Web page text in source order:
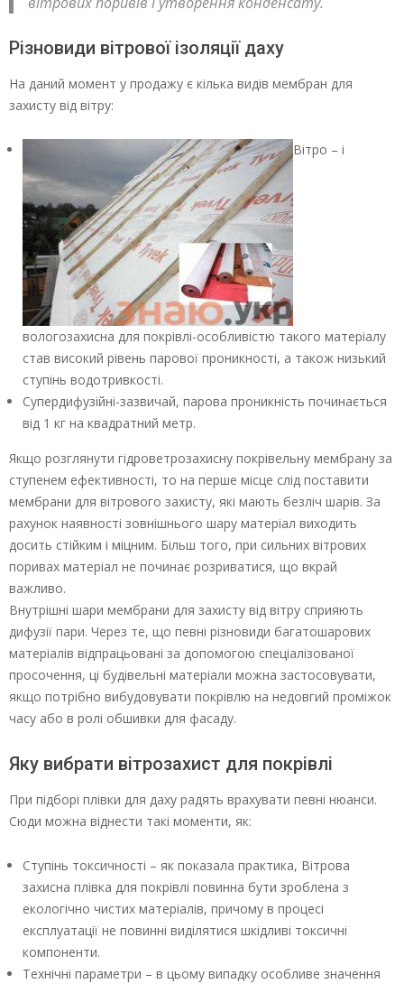
Різновиди вітрової ізоляції даху
На даний момент у продажу є кілька видів мембран для
захисту від вітру:
Вітро – і
вологозахисна для покрівлі-особливістю такого матеріалу
став високий рівень парової проникності, а також низький
ступінь водотривкості.
Супердифузійні-зазвичай, парова проникність починається
від 1 кг на квадратний метр.
Якщо розглянути гідроветрозахисну покрівельну мембрану за
ступенем ефективності, то на перше місце слід поставити
мембрани для вітрового захисту, які мають безліч шарів. За
рахунок наявності зовнішнього шару матеріал виходить
досить стійким і міцним. Більш того, при сильних вітрових
поривах матеріал не починає розриватися, що вкрай
важливо.
Внутрішні шари мембрани для захисту від вітру сприяють
дифузії пари. Через те, що певні різновиди багатошарових
матеріалів відпрацьовані за допомогою спеціалізованої
просочення, ці будівельні матеріали можна застосовувати,
якщо потрібно вибудовувати покрівлю на недовгий проміжок
часу або в ролі обшивки для фасаду.
Яку вибрати вітрозахист для покрівлі
При підборі плівки для даху радять врахувати певні нюанси.
Сюди можна віднести такі моменти, як:
Ступінь токсичності – як показала практика, Вітрова
захисна плівка для покрівлі повинна бути зроблена з
екологічно чистих матеріалів, причому в процесі
експлуатації не повинні виділятися шкідливі токсичні
компоненти.
Технічні параметри – в цьому випадку особливе значення